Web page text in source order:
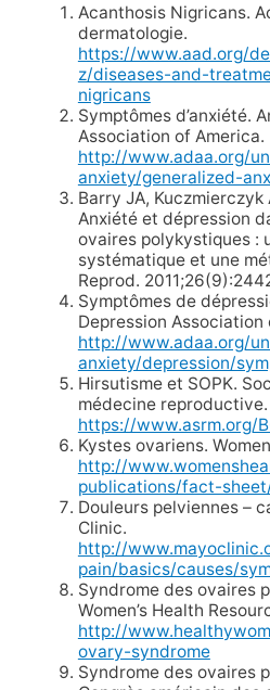
Acanthosis Nigricans.
dermatologie.
https://www.aad.org/
z/diseases-and-
nigricans
Symptômes d’anxiété.
Association of America.
http://www.adaa.org/
anxiety/generalized-
Barry JA, Kuczmierczyk
Anxiété et dépression
ovaires polykystiques :
systématique et une
Reprod.
Symptômes de
Depression Association
http://www.adaa.org/
anxiety/depression/
Hirsutisme et SOPK.
médecine reproductive.
https://www.asrm.org/
Kystes ovariens.
http://
publications/fact-
Douleurs pelviennes –
Clinic.
http://
pain/basics/causes/
Syndrome des ovaires
Women’s Health
http://
ovary-syndrome
Syndrome des ovaires